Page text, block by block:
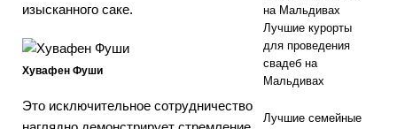
изысканного саке.
Хувафен Фуши
Это исключительное сотрудничество
на Мальдивах
Лучшие курорты
для проведения
свадеб на
Мальдивах
Лучшие семейные